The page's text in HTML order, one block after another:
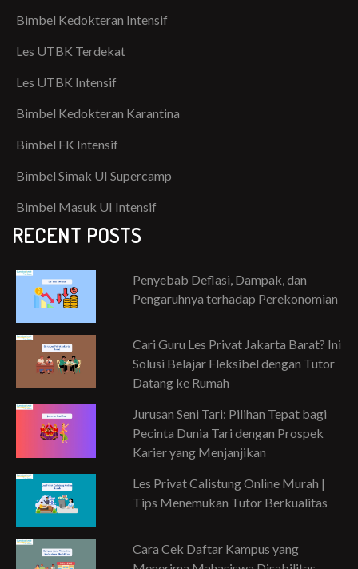
Bimbel Kedokteran Intensif
Les UTBK Terdekat
Les UTBK Intensif
Bimbel Kedokteran Karantina
Bimbel FK Intensif
Bimbel Simak UI Supercamp
Bimbel Masuk UI Intensif
RECENT POSTS
Penyebab Deflasi, Dampak, dan
Pengaruhnya terhadap Perekonomian
Cari Guru Les Privat Jakarta Barat? Ini
Solusi Belajar Fleksibel dengan Tutor
Datang ke Rumah
Jurusan Seni Tari: Pilihan Tepat bagi
Pecinta Dunia Tari dengan Prospek
Karier yang Menjanjikan
Les Privat Calistung Online Murah |
Tips Menemukan Tutor Berkualitas
Cara Cek Daftar Kampus yang